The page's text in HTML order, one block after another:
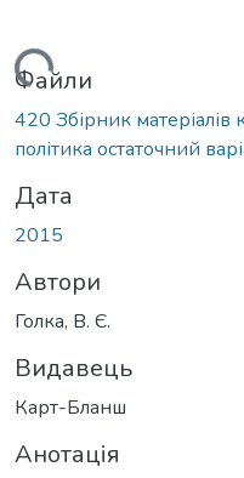
Файли
420 Збірник матеріалів
політика остаточний
Дата
2015
Автори
Голка, В. Є.
Видавець
Карт-Бланш
Анотація